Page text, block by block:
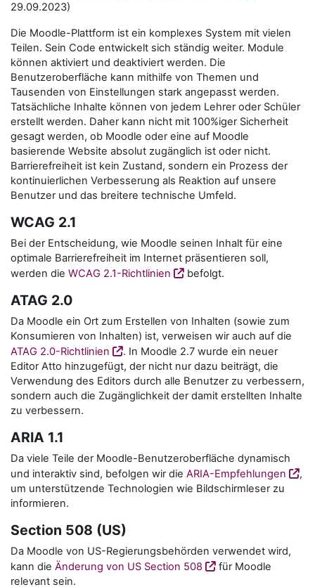
29.09.2023)
Die Moodle-Plattform ist ein komplexes System mit vielen
Teilen. Sein Code entwickelt sich ständig weiter. Module
können aktiviert und deaktiviert werden. Die
Benutzeroberfläche kann mithilfe von Themen und
Tausenden von Einstellungen stark angepasst werden.
Tatsächliche Inhalte können von jedem Lehrer oder Schüler
erstellt werden. Daher kann nicht mit 100%iger Sicherheit
gesagt werden, ob Moodle oder eine auf Moodle
basierende Website absolut zugänglich ist oder nicht.
Barrierefreiheit ist kein Zustand, sondern ein Prozess der
kontinuierlichen Verbesserung als Reaktion auf unsere
Benutzer und das breitere technische Umfeld.
WCAG 2.1
Bei der Entscheidung, wie Moodle seinen Inhalt für eine
optimale Barrierefreiheit im Internet präsentieren soll,
werden die WCAG 2.1-Richtlinien befolgt.
ATAG 2.0
Da Moodle ein Ort zum Erstellen von Inhalten (sowie zum
Konsumieren von Inhalten) ist, verweisen wir auch auf die
ATAG 2.0-Richtlinien
. In Moodle 2.7 wurde ein neuer
Editor Atto hinzugefügt, der nicht nur dazu beiträgt, die
Verwendung des Editors durch alle Benutzer zu verbessern,
sondern auch die Zugänglichkeit der damit erstellten Inhalte
zu verbessern.
ARIA 1.1
Da viele Teile der Moodle-Benutzeroberfläche dynamisch
und interaktiv sind, befolgen wir die ARIA-Empfehlungen
,
um unterstützende Technologien wie Bildschirmleser zu
informieren.
Section 508 (US)
Da Moodle von US-Regierungsbehörden verwendet wird,
kann die Änderung von US Section 508
für Moodle
relevant sein.